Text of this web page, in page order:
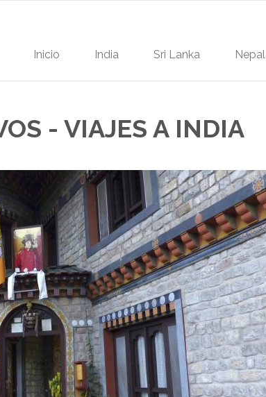
Inicio India Sri Lanka Nepal
- VIAJES A INDIA